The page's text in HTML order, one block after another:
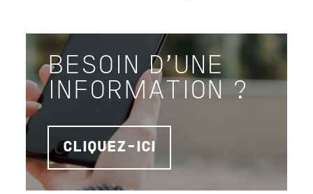
BESOIN D'UNE
INFORMATION ?
CLIQUEZ-ICI